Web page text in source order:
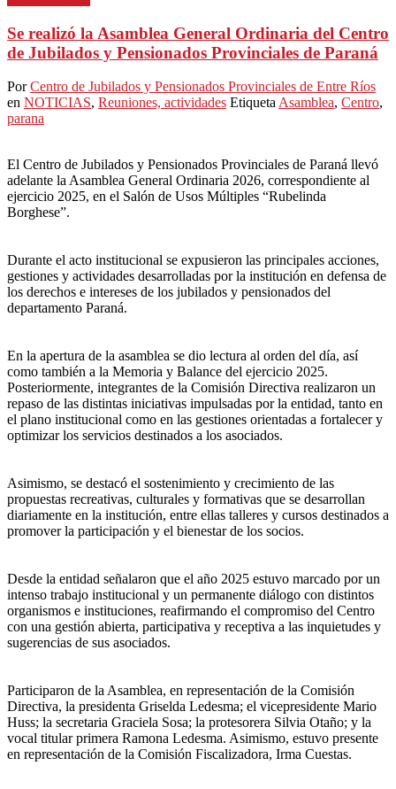
Se realizó la Asamblea General Ordinaria del Centro
de Jubilados y Pensionados Provinciales de Paraná
PorCentro de Jubilados y Pensionados Provinciales de Entre Ríos
en NOTICIAS, Reuniones, actividades Etiqueta Asamblea, Centro,
parana
El Centro de Jubilados y Pensionados Provinciales de Paraná llevó
adelante la Asamblea General Ordinaria 2026, correspondiente al
ejercicio 2025, en el Salón de Usos Múltiples “Rubelinda
Borghese”.
Durante el acto institucional se expusieron las principales acciones,
gestiones y actividades desarrolladas por la institución en defensa de
los derechos e intereses de los jubilados y pensionados del
departamento Paraná.
En la apertura de la asamblea se dio lectura al orden del día, así
como también a la Memoria y Balance del ejercicio 2025.
Posteriormente, integrantes de la Comisión Directiva realizaron un
repaso de las distintas iniciativas impulsadas por la entidad, tanto en
el plano institucional como en las gestiones orientadas a fortalecer y
optimizar los servicios destinados a los asociados.
Asimismo, se destacó el sostenimiento y crecimiento de las
propuestas recreativas, culturales y formativas que se desarrollan
diariamente en la institución, entre ellas talleres y cursos destinados a
promover la participación y el bienestar de los socios.
Desde la entidad señalaron que el año 2025 estuvo marcado por un
intenso trabajo institucional y un permanente diálogo con distintos
organismos e instituciones, reafirmando el compromiso del Centro
con una gestión abierta, participativa y receptiva a las inquietudes y
sugerencias de sus asociados.
Participaron de la Asamblea, en representación de la Comisión
Directiva, la presidenta Griselda Ledesma; el vicepresidente Mario
Huss; la secretaria Graciela Sosa; la protesorera Silvia Otaño; y la
vocal titular primera Ramona Ledesma. Asimismo, estuvo presente
en representación de la Comisión Fiscalizadora, Irma Cuestas.